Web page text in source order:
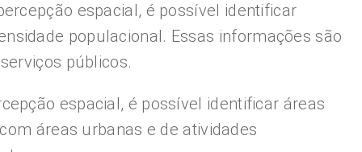
espacial, é possível identificar
populacional. Essas informações são
públicos.
espacial, é possível identificar áreas
áreas urbanas e de atividades